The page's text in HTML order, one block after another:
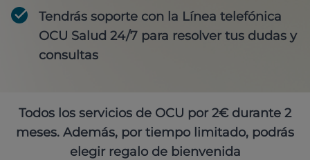
Tendrás soporte con la Línea telefónica
OCU Salud 24/7 para resolver tus dudas y
consultas
Todos los servicios de OCU por 2€ durante 2
meses. Además, por tiempo limitado, podrás
elegir regalo de bienvenida